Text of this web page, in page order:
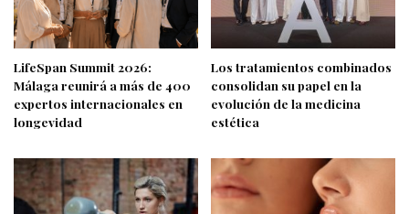
LifeSpan Summit 2026:
Málaga reunirá a más de 400
expertos internacionales en
longevidad
Los tratamientos combinados
consolidan su papel en la
evolución de la medicina
estética